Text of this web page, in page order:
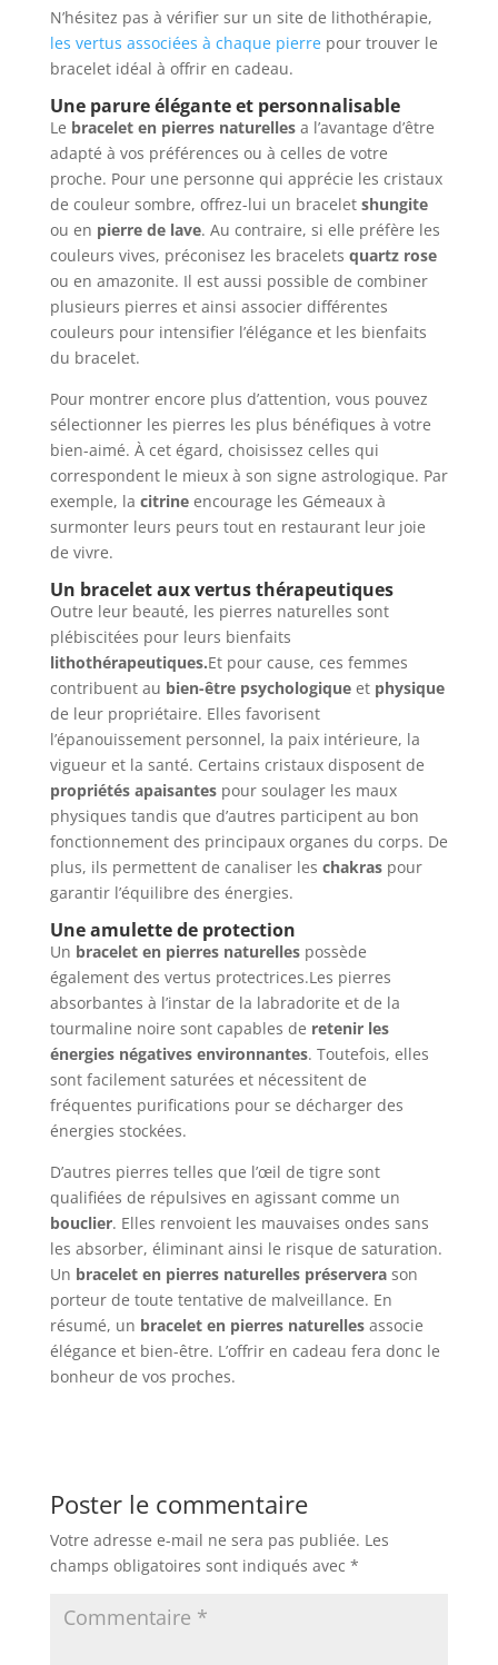
N’hésitez pas à vérifier sur un site de lithothérapie,
les vertus associées à chaque pierrepour trouver le
bracelet idéal à offrir en cadeau.
Une parure élégante et personnalisable
Le bracelet en pierres naturellesa l’avantage d’être
adapté à vos préférences ou à celles de votre
proche. Pour une personne qui apprécie les cristaux
de couleur sombre, offrez-lui un bracelet shungite
ou en pierre de lave. Au contraire, si elle préfère les
couleurs vives, préconisez les bracelets quartz rose
ou en amazonite. Il est aussi possible de combiner
plusieurs pierres et ainsi associer différentes
couleurs pour intensifier l’élégance et les bienfaits
du bracelet.
Pour montrer encore plus d’attention, vous pouvez
sélectionner les pierres les plus bénéfiques à votre
bien-aimé. À cet égard, choisissez celles qui
correspondent le mieux à son signe astrologique. Par
exemple, la citrineencourage les Gémeaux à
surmonter leurs peurs tout en restaurant leur joie
de vivre.
Un bracelet aux vertus thérapeutiques
Outre leur beauté, les pierres naturelles sont
plébiscitées pour leurs bienfaits
lithothérapeutiques.Et pour cause, ces femmes
contribuent au bien-être psychologiqueet physique
de leur propriétaire. Elles favorisent
l’épanouissement personnel, la paix intérieure, la
vigueur et la santé. Certains cristaux disposent de
propriétés apaisantespour soulager les maux
physiques tandis que d’autres participent au bon
fonctionnement des principaux organes du corps. De
plus, ils permettent de canaliser les chakraspour
garantir l’équilibre des énergies.
Une amulette de protection
Un bracelet en pierres naturellespossède
également des vertus protectrices.Les pierres
absorbantes à l’instar de la labradorite et de la
tourmaline noire sont capables de retenir les
énergies négatives environnantes. Toutefois, elles
sont facilement saturées et nécessitent de
fréquentes purifications pour se décharger des
énergies stockées.
D’autres pierres telles que l’œil de tigre sont
qualifiées de répulsives en agissant comme un
bouclier. Elles renvoient les mauvaises ondes sans
les absorber, éliminant ainsi le risque de saturation.
Un bracelet en pierres naturelles préserverason
porteur de toute tentative de malveillance. En
résumé, un bracelet en pierres naturellesassocie
élégance et bien-être. L’offrir en cadeau fera donc le
bonheur de vos proches.
Poster le commentaire
Votre adresse e-mail ne sera pas publiée. Les
champs obligatoires sont indiqués avec *